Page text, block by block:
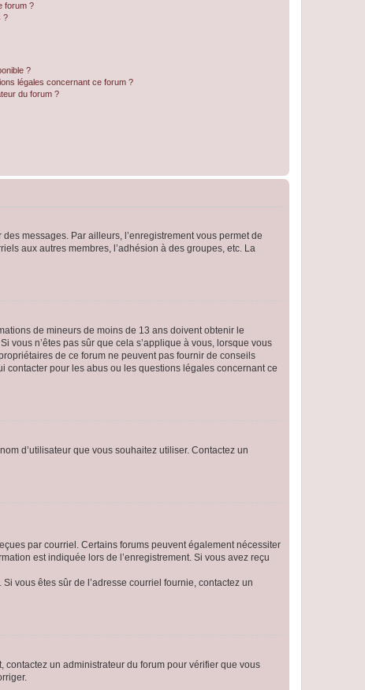
forum ?
?
?
légales concernant ce forum ?
du forum ?
messages. Par ailleurs, l’enregistrement vous permet de
aux autres membres, l’adhésion à des groupes, etc. La
de mineurs de moins de 13 ans doivent obtenir le
vous n’êtes pas sûr que cela s’applique à vous, lorsque vous
de ce forum ne peuvent pas fournir de conseils
contacter pour les abus ou les questions légales concernant ce
d’utilisateur que vous souhaitez utiliser. Contactez un
par courriel. Certains forums peuvent également nécessiter
est indiquée lors de l’enregistrement. Si vous avez reçu
vous êtes sûr de l’adresse courriel fournie, contactez un
contactez un administrateur du forum pour vérifier que vous